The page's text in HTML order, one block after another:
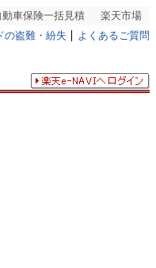
動車保険一括見積
楽天市場
の盗難・紛失
よくあるご質問